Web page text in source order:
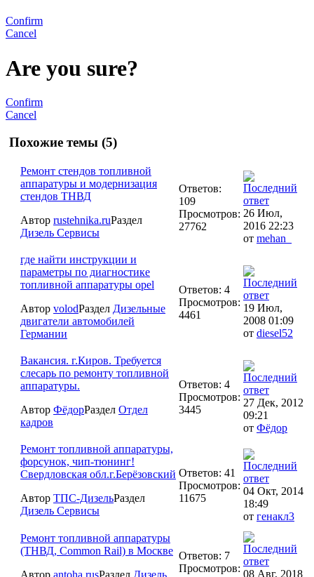
Confirm
Cancel
Are you sure?
Confirm
Cancel
Похожие темы (5)
Ремонт стендов топливной
аппаратуры и модернизация
стендов ТНВД
Автор rustehnika.ruРаздел
Дизель Сервисы
Ответов:
109
Просмотров:
27762
26 Июл,
2016 22:23
от mehan_
где найти инструкции и
параметры по диагностике
топливной аппаратуры opel
Автор volodРаздел Дизельные
двигатели автомобилей
Германии
Ответов: 4
Просмотров:
4461
19 Июл,
2008 01:09
от diesel52
Вакансия. г.Киров. Требуется
слесарь по ремонту топливной
аппаратуры.
Автор ФёдорРаздел Отдел
кадров
Ответов: 4
Просмотров:
3445
27 Дек, 2012
09:21
от Фёдор
Ремонт топливной аппаратуры,
форсунок, чип-тюнинг!
Свердловская обл.г.Берёзовский
Автор ТПС-ДизельРаздел
Дизель Сервисы
Ответов: 41
Просмотров:
11675
04 Окт, 2014
18:49
от генакл3
Ремонт топливной аппаратуры
(ТНВД, Сommon Rail) в Москве Ответов: 7
Просмотров: 08 Авг, 2018